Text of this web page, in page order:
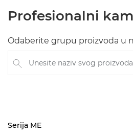
Profesionalni
Odaberite grupu proizvoda u
Unesite naziv svog proizvoda
Serija ME